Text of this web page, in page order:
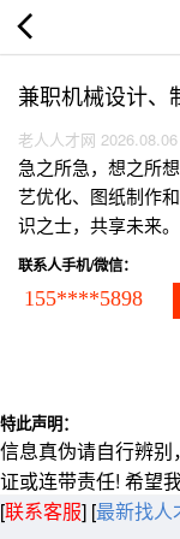
兼职机械设计、
老人人才网 2026.08.06
急之所急，想之所
艺优化、图纸制作
识之士，共享未来。
联系人手机/微信：
155****5898
特此声明：
信息真伪请自行辨
证或连带责任! 希望
[联系客服] [最新找人